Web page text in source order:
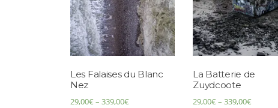
Les Falaises du Blanc
Nez
29,00€ – 339,00€
La Batterie de
Zuydcoote
29,00€ –339,00€